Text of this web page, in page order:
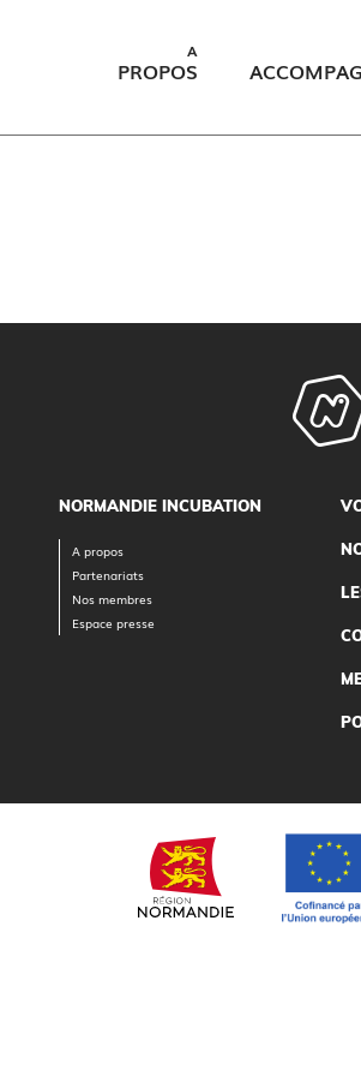
A
PROPOS
NORMANDIE INCUBATION
A propos
Partenariats
Nos membres
Espace presse